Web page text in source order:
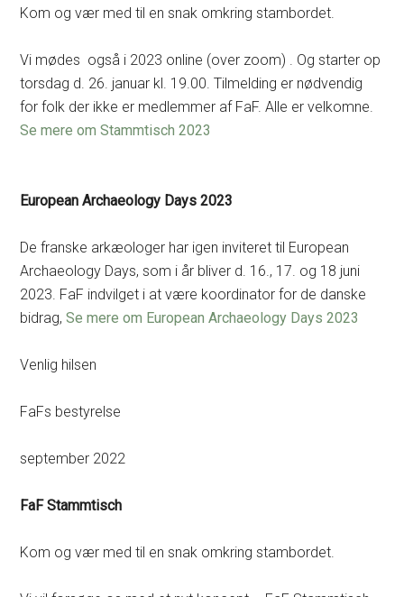
Kom og vær med til en snak omkring stambordet.
Vi mødes også i 2023 online (over zoom) . Og starter op
torsdag d. 26. januar kl. 19.00. Tilmelding er nødvendig
for folk der ikke er medlemmer af FaF. Alle er velkomne.
Se mere om Stammtisch 2023
European Archaeology Days 2023
De franske arkæologer har igen inviteret til European
Archaeology Days, som i år bliver d. 16., 17. og 18 juni
2023. FaF indvilget i at være koordinator for de danske
bidrag,Se mere om European Archaeology Days 2023
Venlig hilsen
FaFs bestyrelse
september 2022
FaF Stammtisch
Kom og vær med til en snak omkring stambordet.